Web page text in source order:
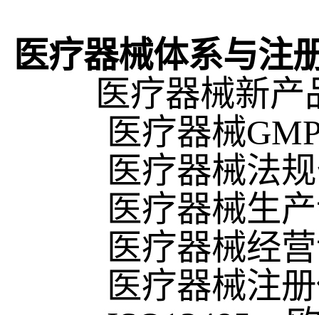
医疗器械体系与注
医疗器械新
医疗器械
医疗器械法
医疗器械生
医疗器械经
医疗器械注